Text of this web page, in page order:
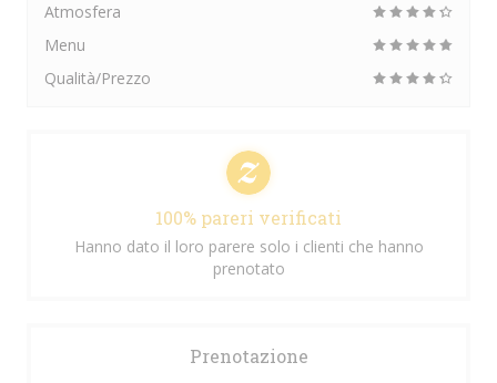
Atmosfera
Menu
Qualità/Prezzo
100% pareri verificati
Hanno dato il loro parere solo i clienti che hanno
prenotato
Prenotazione